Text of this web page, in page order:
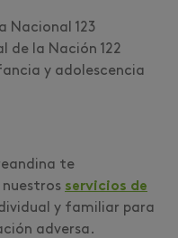
Nacional 123
de la Nación 122
y adolescencia
te
servicios de
y familiar para
adversa.